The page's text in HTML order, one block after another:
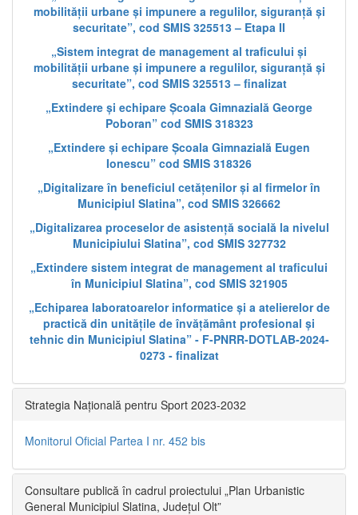
mobilității urbane și impunere a regulilor, siguranță și
securitate”, cod SMIS 325513 – Etapa II
„Sistem integrat de management al traficului și
mobilității urbane și impunere a regulilor, siguranță și
securitate”, cod SMIS 325513 – finalizat
„Extindere și echipare Școala Gimnazială George
Poboran” cod SMIS 318323
„Extindere și echipare Școala Gimnazială Eugen
Ionescu” cod SMIS 318326
„Digitalizare în beneficiul cetățenilor și al firmelor în
Municipiul Slatina”, cod SMIS 326662
„Digitalizarea proceselor de asistență socială la nivelul
Municipiului Slatina”, cod SMIS 327732
„Extindere sistem integrat de management al traficului
în Municipiul Slatina”, cod SMIS 321905
„Echiparea laboratoarelor informatice și a atelierelor de
practică din unitățile de învățământ profesional și
tehnic din Municipiul Slatina” - F-PNRR-DOTLAB-2024-
0273 - finalizat
Strategia Națională pentru Sport 2023-2032
Monitorul Oficial Partea I nr. 452 bis
Consultare publică în cadrul proiectului „Plan Urbanistic
General Municipiul Slatina, Județul Olt”